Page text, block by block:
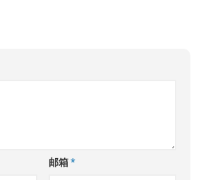
邮箱*